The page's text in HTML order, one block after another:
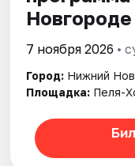
Новгороде
7 ноября 2026 •
Город: Нижний
Площадка: Пеля-